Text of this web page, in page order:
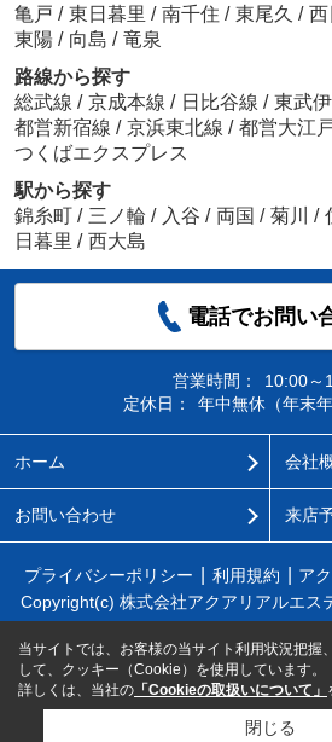
亀戸 / 東日暮里 / 南千住 / 東尾久 / 西
東陽 / 向島 / 竜泉
路線から探す
総武線 / 京成本線 / 日比谷線 / 東武
都営新宿線 / 京浜東北線 / 都営大江
つくばエクスプレス
駅から探す
錦糸町 / 三ノ輪 / 入谷 / 両国 / 菊川 /
日暮里 / 西大島
電話でお問い
営業時間：
10:00～
定休日：
年中無休（年末年
ホーム 会社
お問い合わせ 来店
プライバシーポリシー 利用規約 ア
Copyright(c) 株式会社アクアリアルエス
当サイトでは、お客様の当サイト利用状況把握
して、クッキー（Cookie）を使用しています。
詳しくは、当社の 「Cookieの取扱いについて」
閉じる